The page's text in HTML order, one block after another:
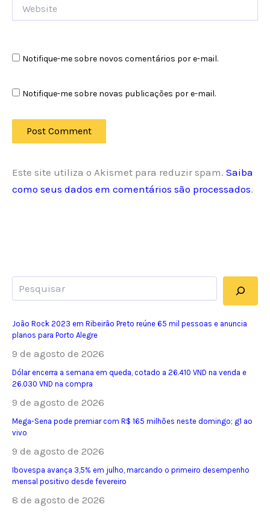
Notifique-me sobre novos comentários por e-mail.
Notifique-me sobre novas publicações por e-mail.
Este site utiliza o Akismet para reduzir spam. Saiba
como seus dados em comentários são processados.
João Rock 2023 em Ribeirão Preto reúne 65 mil pessoas e anuncia
planos para Porto Alegre
9 de agosto de 2026
Dólar encerra a semana em queda, cotado a 26.410 VND na venda e
26.030 VND na compra
9 de agosto de 2026
Mega-Sena pode premiar com R$ 165 milhões neste domingo; g1 ao
vivo
9 de agosto de 2026
Ibovespa avança 3,5% em julho, marcando o primeiro desempenho
mensal positivo desde fevereiro
8 de agosto de 2026